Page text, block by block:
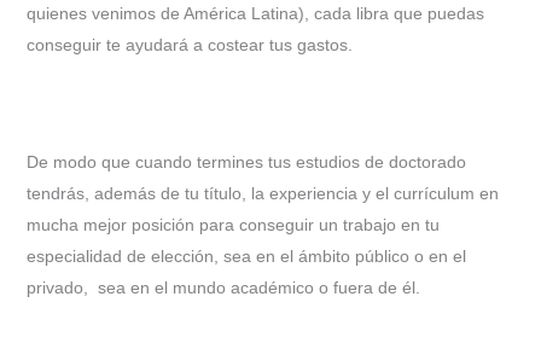
quienes venimos de América Latina), cada libra que puedas
conseguir te ayudará a costear tus gastos.
De modo que cuando termines tus estudios de doctorado
tendrás, además de tu título, la experiencia y el currículum en
mucha mejor posición para conseguir un trabajo en tu
especialidad de elección, sea en el ámbito público o en el
privado, sea en el mundo académico o fuera de él.